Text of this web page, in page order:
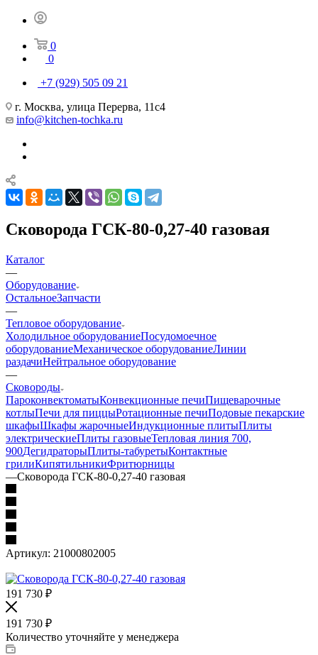
0
0
+7 (929) 505 09 21
г. Москва, улица Перерва, 11с4
info@kitchen-tochka.ru
Сковорода ГСК-80-0,27-40 газовая
Каталог
—
Оборудование
ОстальноеЗапчасти
—
Тепловое оборудование
Холодильное оборудованиеПосудомоечное
оборудованиеМеханическое оборудованиеЛинии
раздачиНейтральное оборудование
—
Сковороды
ПароконвектоматыКонвекционные печиПищеварочные
котлыПечи для пиццыРотационные печиПодовые пекарские
шкафыШкафы жарочныеИндукционные плитыПлиты
электрическиеПлиты газовыеТепловая линия 700,
900ДегидраторыПлиты-табуретыКонтактные
грилиКипятильникиФритюрницы
—Сковорода ГСК-80-0,27-40 газовая
Артикул: 21000802005
191 730 ₽
191 730 ₽
Количество уточняйте у менеджера